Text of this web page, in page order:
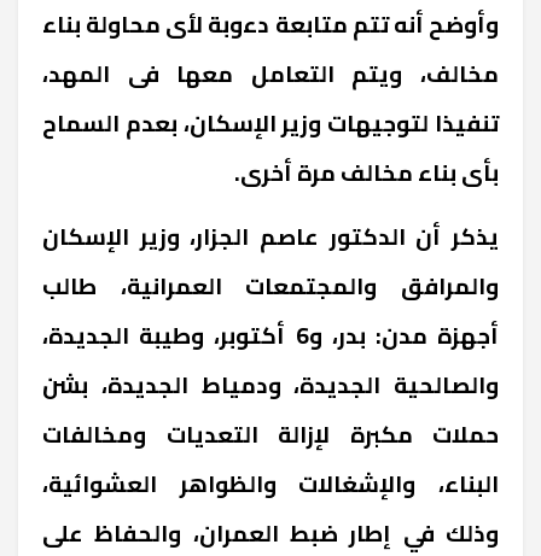
وأوضح أنه تتم متابعة دءوبة لأى محاولة بناء
مخالف، ويتم التعامل معها فى المهد،
تنفيذا لتوجيهات وزير الإسكان، بعدم السماح
بأى بناء مخالف مرة أخرى.
يذكر أن الدكتور عاصم الجزار، وزير الإسكان
والمرافق والمجتمعات العمرانية، طالب
أجهزة مدن: بدر، و6 أكتوبر، وطيبة الجديدة،
والصالحية الجديدة، ودمياط الجديدة، بشن
حملات مكبرة لإزالة التعديات ومخالفات
البناء، والإشغالات والظواهر العشوائية،
وذلك في إطار ضبط العمران، والحفاظ على